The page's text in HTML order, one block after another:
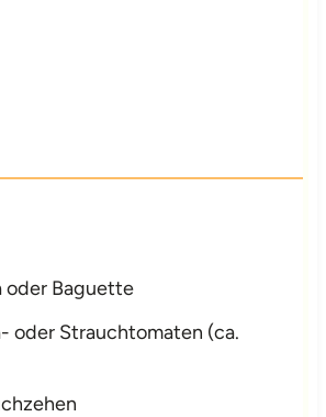
oder Baguette
oder Strauchtomaten (ca.